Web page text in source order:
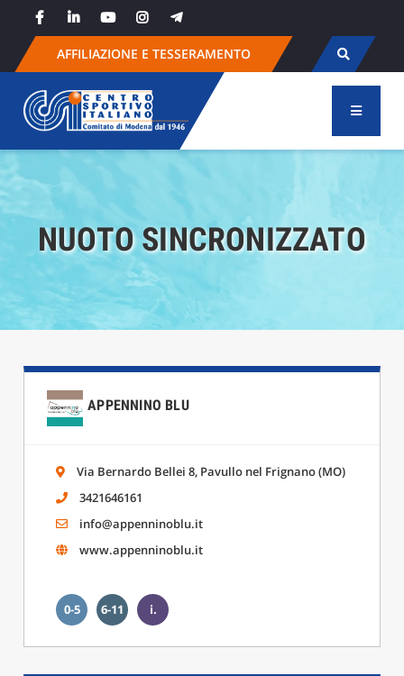
content
AFFILIAZIONE E TESSERAMENTO
NUOTO SINCRONIZZATO
APPENNINO BLU
Via Bernardo Bellei 8, Pavullo nel Frignano (MO)
3421646161
info@appenninoblu.it
www.appenninoblu.it
0-5 6-11 i.